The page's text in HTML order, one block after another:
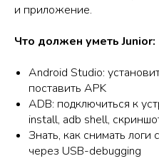
и приложение.
Что должен уметь Junior:
Android Studio:
поставить APK
ADB: подключиться к
install, adb shell,
Знать, как снимать логи
через USB-debugging